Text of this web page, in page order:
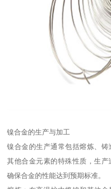
镍合金的生产与加工
镍合金的生产通常包括熔炼、
其他合金元素的特殊性质，生
确保合金的性能达到预期标准。